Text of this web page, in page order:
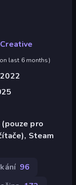
last 6 months)
pro
Steam
96